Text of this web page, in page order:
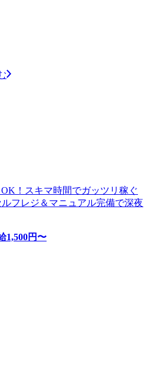
！スキマ時間でガッツリ稼ぐ
フレジ＆マニュアル完備で深夜
1,500円〜